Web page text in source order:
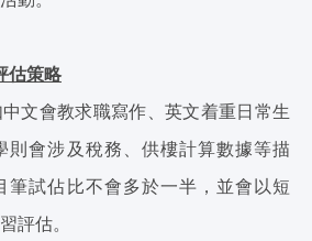
估策略
文會教求職寫作、英文着重日常生
則會涉及稅務、供樓計算數據等描
筆試佔比不會多於一半，並會以短
評估。